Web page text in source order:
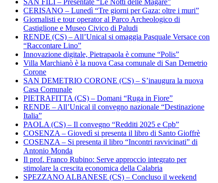
SAN FILI – Presentate “Le Notti delle Magare”
CERISANO – Lunedì “Tre giorni per Gaza: oltre i muri”
Giornalisti e tour operator al Parco Archeologico di
Castiglione e Museo Civico di Paludi
RENDE (CS) – All’Unical si omaggia Pasquale Versace con
“Raccontare Lino”
Innovazione digitale, Pietrapaola è comune “Polis”
Villa Marchianò è la nuova Casa comunale di San Demetrio
Corone
SAN DEMETRIO CORONE (CS) – S’inaugura la nuova
Casa Comunale
PIETRAFITTA (CS) – Domani “Ruga in Fiore”
RENDE – All’Unical il convegno nazionale “Destinazione
Italia”
PAOLA (CS) – Il convegno “Redditi 2025 e Cpb”
COSENZA – Giovedì si presenta il libro di Santo Gioffrè
COSENZA – Si presenta il libro “Incontri ravvicinati” di
Antonio Monda
Il prof. Franco Rubino: Serve approccio integrato per
stimolare la crescita economica della Calabria
SPEZZANO ALBANESE (CS) – Concluso il weekend